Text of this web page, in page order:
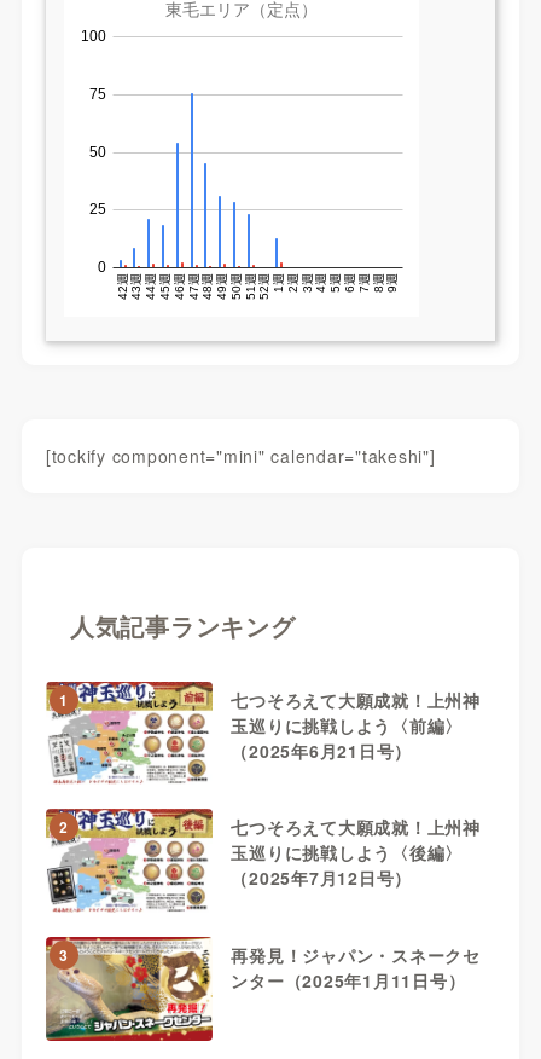
[tockify component="mini" calendar="takeshi"]
人気記事ランキング
1
七つそろえて大願成就！上州神
玉巡りに挑戦しよう〈前編〉
（2025年6月21日号）
2
七つそろえて大願成就！上州神
玉巡りに挑戦しよう〈後編〉
（2025年7月12日号）
3
再発見！ジャパン・スネークセ
ンター（2025年1月11日号）